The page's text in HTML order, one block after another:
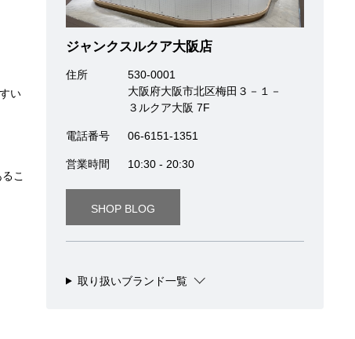
い
こ
ジャンクスルクア大阪店
住所
530-0001
大阪府大阪市北区梅田３－１－
３ルクア大阪 7F
電話番号 06-6151-1351
営業時間 10:30 - 20:30
SHOP BLOG
取り扱いブランド一覧